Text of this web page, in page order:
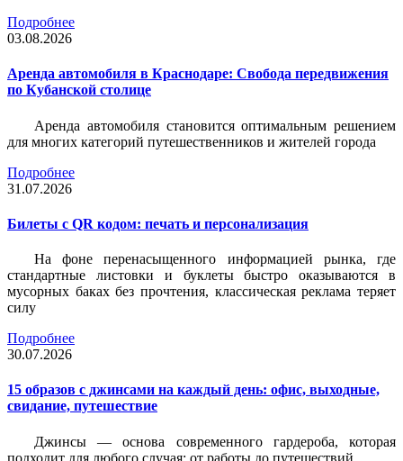
Подробнее
03.08.2026
Аренда автомобиля в Краснодаре: Свобода передвижения
по Кубанской столице
Аренда автомобиля становится оптимальным решением
для многих категорий путешественников и жителей города
Подробнее
31.07.2026
Билеты c QR кодом: печать и персонализация
На фоне перенасыщенного информацией рынка, где
стандартные листовки и буклеты быстро оказываются в
мусорных баках без прочтения, классическая реклама теряет
силу
Подробнее
30.07.2026
15 образов с джинсами на каждый день: офис, выходные,
свидание, путешествие
Джинсы — основа современного гардероба, которая
подходит для любого случая: от работы до путешествий